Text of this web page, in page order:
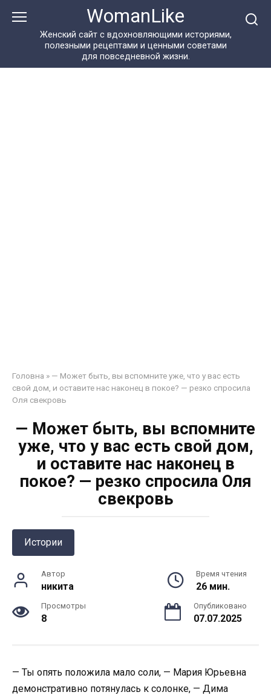
WomanLike
Женский сайт с вдохновляющими историями,
полезными рецептами и ценными советами
для повседневной жизни.
Головна » — Может быть, вы вспомните уже, что у вас есть
свой дом, и оставите нас наконец в покое? — резко спросила
Оля свекровь
— Может быть, вы вспомните
уже, что у вас есть свой дом,
и оставите нас наконец в
покое? — резко спросила Оля
свекровь
Истории
Автор
никита
Время чтения
26 мин.
Просмотры
8
Опубликовано
07.07.2025
— Ты опять положила мало соли, — Мария Юрьевна
демонстративно потянулась к солонке, — Дима